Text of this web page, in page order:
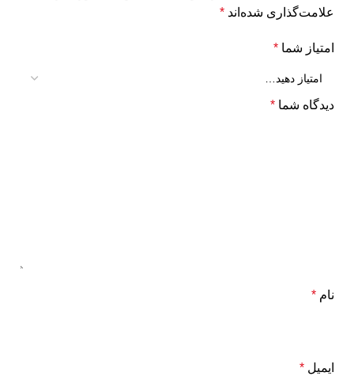
علامت‌گذاری شده‌اند *
امتیاز شما *
دیدگاه شما *
نام *
ایمیل *